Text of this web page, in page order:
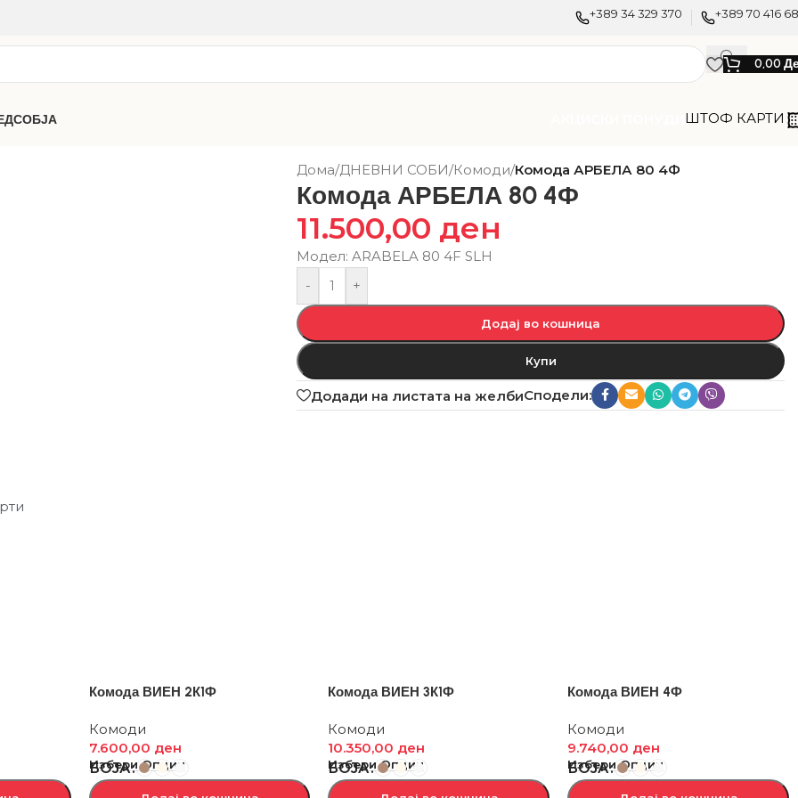
+389 34 329 370 +389 70 416
0,00
ШТОФ КАРТИ
Дома/ДНЕВНИ СОБИ/Комоди/Комода АРБЕЛА 80 4Ф
Комода АРБЕЛА 80 4Ф
11.500,00 ден
Модел: ARABELA 80 4F SLH
-
+
Додај во кошница
Купи
Додади на листата на желбиСподели:
Комода ВИЕН 2К1Ф
Комоди
7.600,00 ден
Избери Опции
БОЈА
Комода ВИЕН 3К1Ф
Комоди
10.350,00 ден
Избери Опции
БОЈА
Комода ВИЕН 4Ф
Комоди
9.740,00 ден
Избери Опции
БОЈА